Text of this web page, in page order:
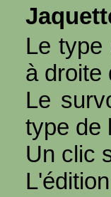
Le
à droite
Le
type de
Un clic